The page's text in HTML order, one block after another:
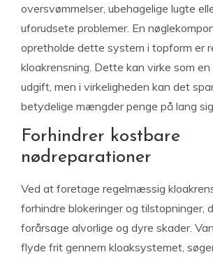
oversvømmelser, ubehagelige lugte
uforudsete problemer. En
opretholde dette system i topform er
kloakrensning. Dette kan virke som
udgift, men i virkeligheden kan det
betydelige mængder penge på lang
Forhindrer kostbare
nødreparationer
Ved at foretage regelmæssig
forhindre blokeringer og tilstopninger,
forårsage alvorlige og dyre skader.
flyde frit gennem kloaksystemet,